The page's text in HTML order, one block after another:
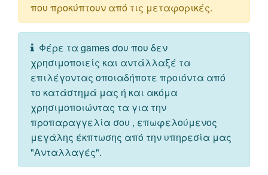
που προκύπτουν από τις μεταφορικές.
Φέρε τα games σου που δεν
χρησιμοποιείς και αντάλλαξέ τα
επιλέγοντας οποιαδήποτε προιόντα από
το κατάστημά μας ή και ακόμα
χρησιμοποιώντας τα για την
προπαραγγελία σου , επωφελούμενος
μεγάλης έκπτωσης από την υπηρεσία μας
"Ανταλλαγές".